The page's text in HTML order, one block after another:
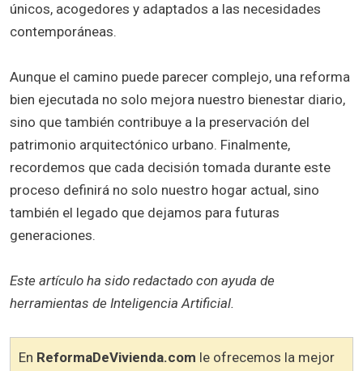
únicos, acogedores y adaptados a las necesidades
contemporáneas.
Aunque el camino puede parecer complejo, una reforma
bien ejecutada no solo mejora nuestro bienestar diario,
sino que también contribuye a la preservación del
patrimonio arquitectónico urbano. Finalmente,
recordemos que cada decisión tomada durante este
proceso definirá no solo nuestro hogar actual, sino
también el legado que dejamos para futuras
generaciones.
Este artículo ha sido redactado con ayuda de
herramientas de Inteligencia Artificial.
En ReformaDeVivienda.com le ofrecemos la mejor